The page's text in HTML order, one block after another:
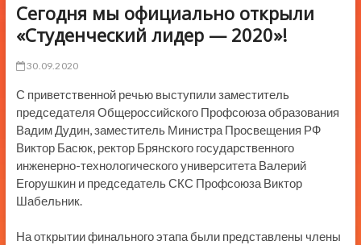
Сегодня мы официально открыли
«Студенческий лидер — 2020»!
30.09.2020
С приветственной речью выступили заместитель
председателя Общероссийского Профсоюза образования
Вадим Дудин, заместитель Министра Просвещения РФ
Виктор Басюк, ректор Брянского государственного
инженерно-технологического университета Валерий
Егорушкин и председатель СКС Профсоюза Виктор
Шабельник.
На открытии финального этапа были представлены члены